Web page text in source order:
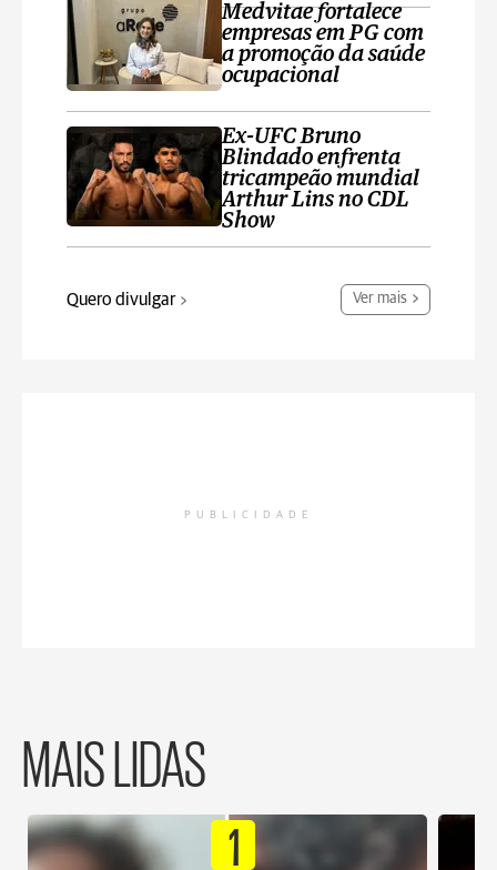
Medvitae fortalece
empresas em PG com
a promoção da saúde
ocupacional
Ex-UFC Bruno
Blindado enfrenta
tricampeão mundial
Arthur Lins no CDL
Show
Quero divulgar Ver mais
PUBLICIDADE
MAIS LIDAS
1